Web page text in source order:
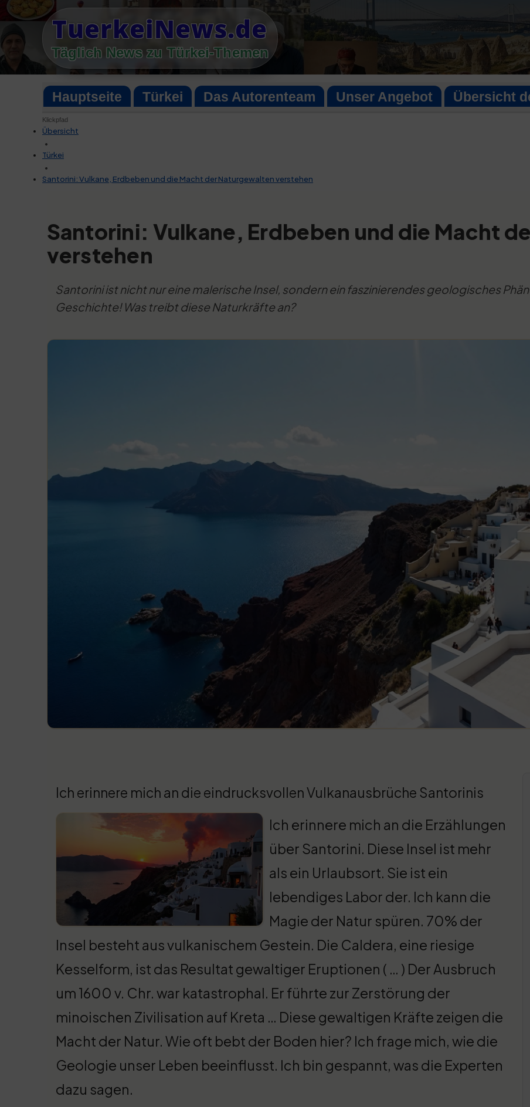
Skip
content
TuerkeiNews.de
Täglich News zu Türkei-Themen
Hauptseite Türkei Das Autorenteam Unser Angebot Übersicht
Klickpfad
Übersicht
•
Türkei
•
Santorini: Vulkane, Erdbeben und die Macht der Naturgewalten verstehen
Santorini: Vulkane, Erdbeben und die Macht
verstehen
Santorini ist nicht nur eine malerische Insel, sondern ein faszinierendes geologisches
Geschichte! Was treibt diese Naturkräfte an?
Ich erinnere mich an die eindrucksvollen Vulkanausbrüche Santorinis
Ich erinnere mich an die Erzählungen
über Santorini. Diese Insel ist mehr
als ein Urlaubsort. Sie ist ein
lebendiges Labor der. Ich kann die
Magie der Natur spüren. 70% der
Insel besteht aus vulkanischem Gestein. Die Caldera, eine riesige
Kesselform, ist das Resultat gewaltiger Eruptionen ( … ) Der Ausbruch
um 1600 v. Chr. war katastrophal. Er führte zur Zerstörung der
minoischen Zivilisation auf Kreta … Diese gewaltigen Kräfte zeigen die
Macht der Natur. Wie oft bebt der Boden hier? Ich frage mich, wie die
Geologie unser Leben beeinflusst. Ich bin gespannt, was die Experten
dazu sagen.